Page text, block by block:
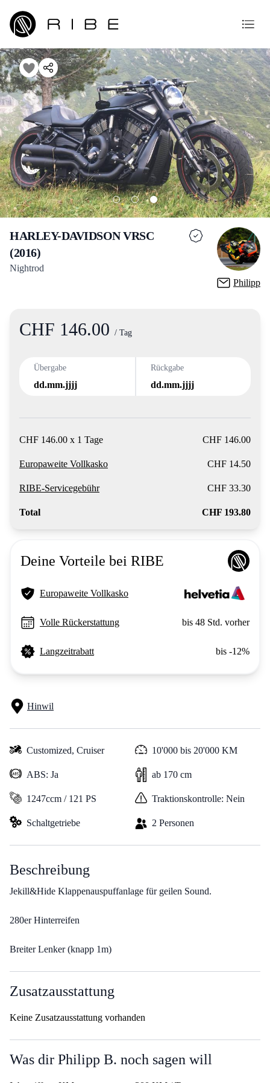
HARLEY-DAVIDSON VRSC
(2016)
Nightrod
Philipp
Product information
CHF 146.00 / Tag
Übergabe
dd.mm.jjjj
Rückgabe
dd.mm.jjjj
CHF 146.00 x 1 Tage CHF 146.00
Europaweite Vollkasko CHF 14.50
RIBE-Servicegebühr CHF 33.30
Total CHF 193.80
Deine Vorteile bei RIBE
Europaweite Vollkasko
Volle Rückerstattung bis 48 Std. vorher
Langzeitrabatt bis -12%
Hinwil
Customized, Cruiser 10'000 bis 20'000 KM
ABS: Ja ab 170 cm
1247ccm / 121 PS Traktionskontrolle: Nein
Schaltgetriebe 2 Personen
Beschreibung
Jekill&Hide Klappenauspuffanlage für geilen Sound.
280er Hinterreifen
Breiter Lenker (knapp 1m)
Zusatzausstattung
Keine Zusatzausstattung vorhanden
Was dir Philipp B. noch sagen will